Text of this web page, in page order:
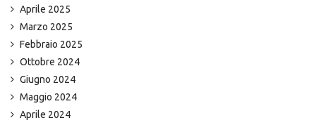
Aprile 2025
Marzo 2025
Febbraio 2025
Ottobre 2024
Giugno 2024
Maggio 2024
Aprile 2024